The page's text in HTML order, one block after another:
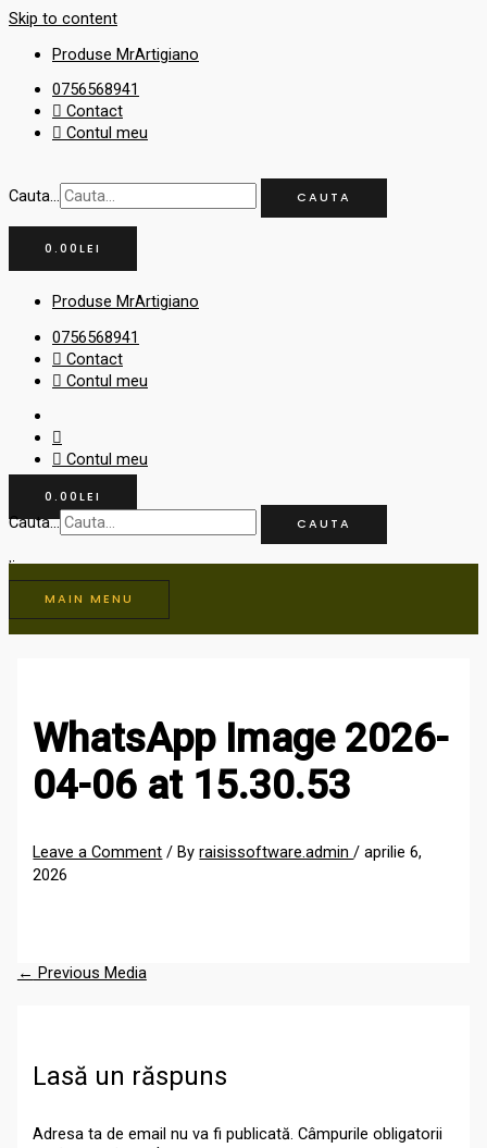
Skip to content
Produse MrArtigiano
0756568941
Contact
Contul meu
Cauta... CAUTA
0.00 LEI
Produse MrArtigiano
0756568941
Contact
Contul meu
Contul meu
0.00 LEI
Cauta... CAUTA
MAIN MENU
WhatsApp Image 2026-
04-06 at 15.30.53
Leave a Comment / Byraisissoftware.admin/aprilie 6,
2026
← Previous Media
Lasă un răspuns
Adresa ta de email nu va fi publicată. Câmpurile obligatorii